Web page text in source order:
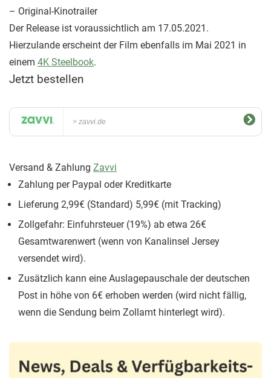
– Original-Kinotrailer
Der Release ist voraussichtlich am 17.05.2021.
Hierzulande erscheint der Film ebenfalls im Mai 2021 in
einem 4K Steelbook.
Jetzt bestellen
zavvi.de
Versand & Zahlung Zavvi
Zahlung per Paypal oder Kreditkarte
Lieferung 2,99€ (Standard) 5,99€ (mit Tracking)
Zollgefahr: Einfuhrsteuer (19%) ab etwa 26€
Gesamtwarenwert (wenn von Kanalinsel Jersey
versendet wird).
Zusätzlich kann eine Auslagepauschale der deutschen
Post in höhe von 6€ erhoben werden (wird nicht fällig,
wenn die Sendung beim Zollamt hinterlegt wird).